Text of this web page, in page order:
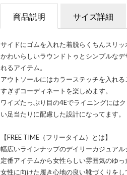
商品説明 サイズ詳細
サイドにゴムを入れた着脱らくちんスリッ
かわいらしいラウンドトゥとシンプルな
れるアイテム。
アウトソールにはカラーステッチを入れ
すぎずコーディネートを楽しめます。
ワイズたっぷり目の4Eでライニングには
い足当たりに配慮した設計になってます。
【FREE TIME（フリータイム）とは】
幅広いラインナップのデイリーカジュアル
定番アイテムから女性らしい雰囲気のゆ
女性に向けた履き心地の良い靴づくりをし